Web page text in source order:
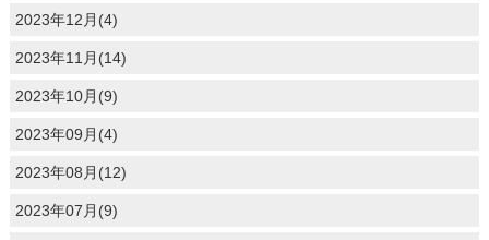
2023年12月(4)
2023年11月(14)
2023年10月(9)
2023年09月(4)
2023年08月(12)
2023年07月(9)